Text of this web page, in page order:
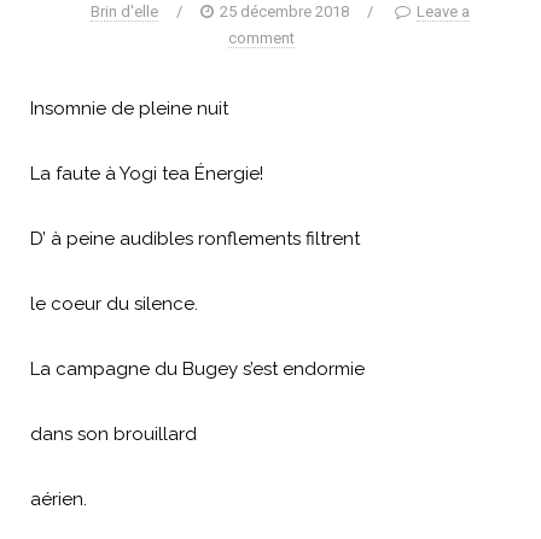
Brin d'elle / 25 décembre 2018 /
Leave a
comment
Insomnie de pleine nuit
La faute à Yogi tea Énergie!
D’ à peine audibles ronflements filtrent
le coeur du silence.
La campagne du Bugey s’est endormie
dans son brouillard
aérien.